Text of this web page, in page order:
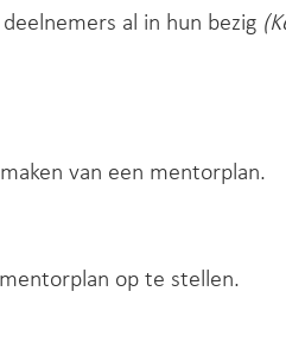
al in hun bezig
van een mentorplan.
op te stellen.